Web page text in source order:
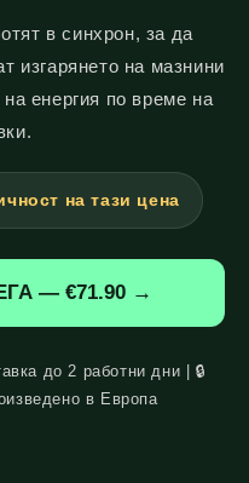
в синхрон, за да
изгарянето на мазнини
енергия по време на
на тази цена
— €71.90 →
до 2 работни дни | 🔒
в Европа